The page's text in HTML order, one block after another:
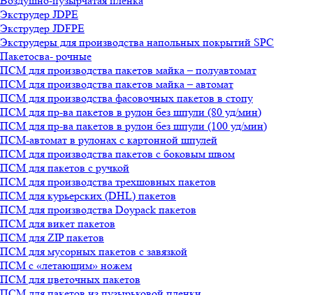
Экструдер JDPE
Экструдер JDFPE
Экструдеры для производства напольных покрытий SPC
Пакетосва- рочные
ПСМ для производства пакетов майка – полуавтомат
ПСМ для производства пакетов майка – автомат
ПСМ для производства фасовочных пакетов в стопу
ПСМ для пр-ва пакетов в рулон без шпули (80 уд/мин)
ПСМ для пр-ва пакетов в рулон без шпули (100 уд/мин)
ПСМ-автомат в рулонах с картонной шпулей
ПСМ для производства пакетов с боковым швом
ПСМ для пакетов с ручкой
ПСМ для производства трехшовных пакетов
ПСМ для курьерских (DHL) пакетов
ПСМ для производства Doypack пакетов
ПСМ для викет пакетов
ПСМ для ZIP пакетов
ПСМ для мусорных пакетов с завязкой
ПСМ с «летающим» ножем
ПСМ для цветочных пакетов